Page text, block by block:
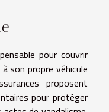
pour couvrir
son propre véhicule
proposent
pour protéger